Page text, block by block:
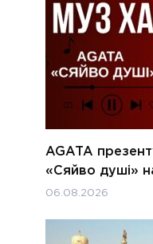
AGATA
«Сяйво душі»
06.08.2026